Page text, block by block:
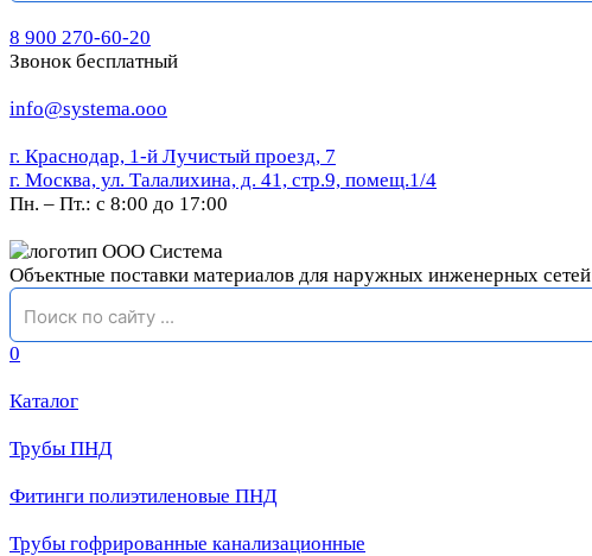
8 900 270-60-20
Звонок бесплатный
info@systema.ooo
г. Краснодар, 1-й Лучистый проезд, 7
г. Москва, ул. Талалихина, д. 41, стр.9, помещ.1/4
Пн. – Пт.: с 8:00 до 17:00
Объектные поставки материалов для наружных инженерных сетей
0
Каталог
Трубы ПНД
Фитинги полиэтиленовые ПНД
Трубы гофрированные канализационные